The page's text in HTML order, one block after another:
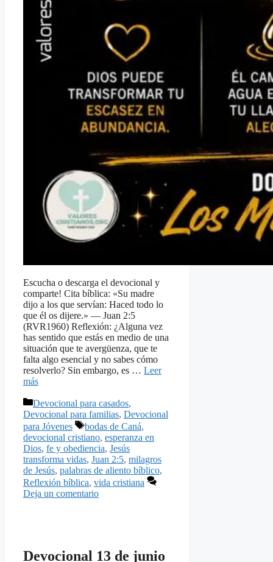
Escucha o descarga el devocional y
comparte! Cita bíblica: «Su madre
dijo a los que servían: Haced todo lo
que él os dijere.» — Juan 2:5
(RVR1960) Reflexión: ¿Alguna vez
has sentido que estás en medio de una
situación que te avergüenza, que te
falta algo esencial y no sabes cómo
resolverlo? Sin embargo, es … Leer
más
Categorías
Devocional para casados,
Devocional para familias, Devocional
para Jóvenes
Etiquetas
bodas de Caná,
devocional cristiano, esperanza en
Dios, fe y obediencia, Jesús
transforma vidas, Juan 2:5, milagros
de Jesús, palabras de aliento bíblico,
Reflexión bíblica, vida cristiana
Deja un comentario
Devocional 13 de junio